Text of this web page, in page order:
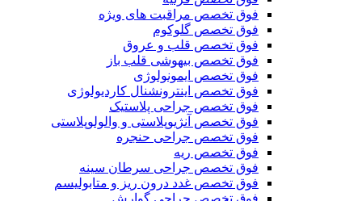
فوق تخصص مراقبت های ویژه
فوق تخصص گلوکوم
فوق تخصص قلب و عروق
فوق تخصص بیهوشی قلب باز
فوق تخصص ایمونولوژی
فوق تخصص اینترونشنال کاردیولوژی
فوق تخصص جراحی پلاستیک
فوق تخصص آنژیوپلاستی و والولوپلاستی
فوق تخصص جراحی حنجره
فوق تخصص ریه
فوق تخصص جراحی سرطان سینه
فوق تخصص غدد درون ریز و متابولیسم